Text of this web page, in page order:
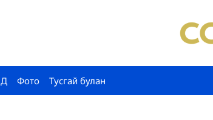
Фото Тусгай булан